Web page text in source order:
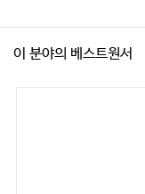
이 분야의 베스트원서